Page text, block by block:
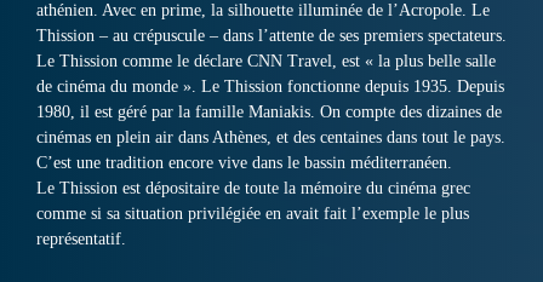
athénien. Avec en prime, la silhouette illuminée de l’Acropole. Le
Thission – au crépuscule – dans l’attente de ses premiers spectateurs.
Le Thission comme le déclare CNN Travel, est « la plus belle salle
de cinéma du monde ». Le Thission fonctionne depuis 1935. Depuis
1980, il est géré par la famille Maniakis. On compte des dizaines de
cinémas en plein air dans Athènes, et des centaines dans tout le pays.
C’est une tradition encore vive dans le bassin méditerranéen.
Le Thission est dépositaire de toute la mémoire du cinéma grec
comme si sa situation privilégiée en avait fait l’exemple le plus
représentatif.